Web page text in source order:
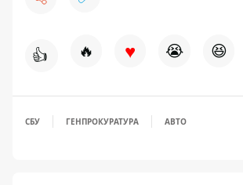
👍 🔥 ♥ 😭 😆
СБУ ГЕНПРОКУРАТУРА АВТО